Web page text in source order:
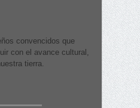
convencidos que
con el avance cultural,
tierra.